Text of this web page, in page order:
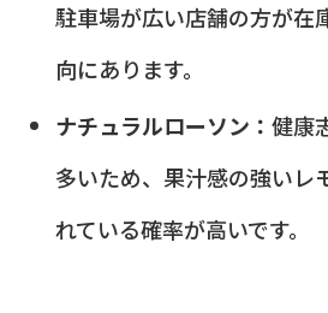
駐車場が広い店舗の方が在
向にあります。
ナチュラルローソン： 健康
多いため、果汁感の強いレ
れている確率が高いです。